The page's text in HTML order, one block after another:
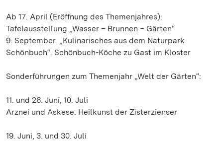
Ab 17. April (Eröffnung des Themenjahres):
Tafelausstellung „Wasser – Brunnen – Gärten“
9. September. „Kulinarisches aus dem Naturpark
Schönbuch“. Schönbuch-Köche zu Gast im Kloster
Sonderführungen zum Themenjahr „Welt der Gärten“:
11. und 26. Juni, 10. Juli
Arznei und Askese. Heilkunst der Zisterzienser
19. Juni, 3. und 30. Juli